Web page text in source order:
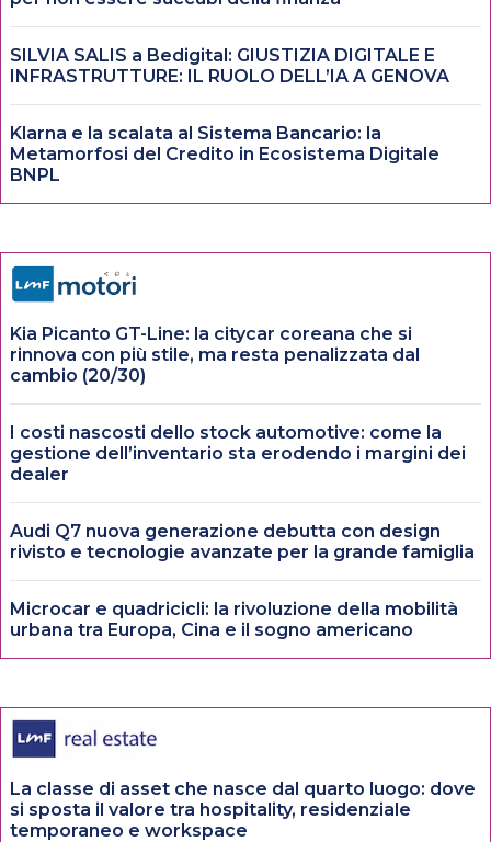
SILVIA SALIS a Bedigital: GIUSTIZIA DIGITALE E
INFRASTRUTTURE: IL RUOLO DELL’IA A GENOVA
Klarna e la scalata al Sistema Bancario: la
Metamorfosi del Credito in Ecosistema Digitale
BNPL
Kia Picanto GT-Line: la citycar coreana che si
rinnova con più stile, ma resta penalizzata dal
cambio (20/30)
I costi nascosti dello stock automotive: come la
gestione dell’inventario sta erodendo i margini dei
dealer
Audi Q7 nuova generazione debutta con design
rivisto e tecnologie avanzate per la grande famiglia
Microcar e quadricicli: la rivoluzione della mobilità
urbana tra Europa, Cina e il sogno americano
La classe di asset che nasce dal quarto luogo: dove
si sposta il valore tra hospitality, residenziale
temporaneo e workspace